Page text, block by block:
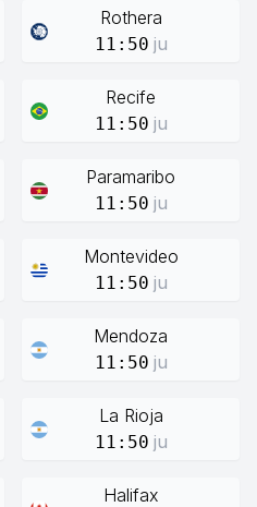
Rothera
11:50 ju
Recife
11:50 ju
Paramaribo
11:50 ju
Montevideo
11:50 ju
Mendoza
11:50 ju
La Rioja
11:50 ju
Halifax